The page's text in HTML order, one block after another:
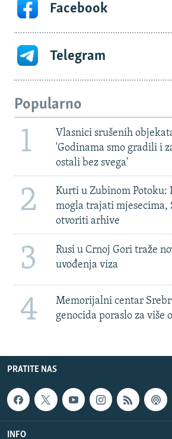
Facebook
Telegram
Popularno
1
Vlasnici srušenih
'Godinama smo gradili i
ostali bez svega'
2
Kurti u Zubinom Potoku:
mogla trajati mjesecima,
otvoriti arhive
3
Rusi u Crnoj Gori traže
uvođenja viza
4
Memorijalni centar
genocida poraslo za više
PRATITE NAS
INFO